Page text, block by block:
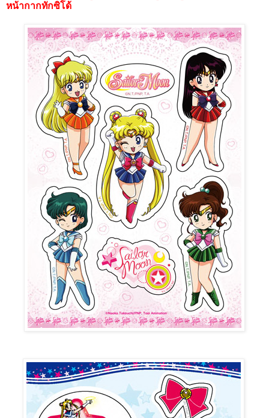
หน้ากากทักซิโด้